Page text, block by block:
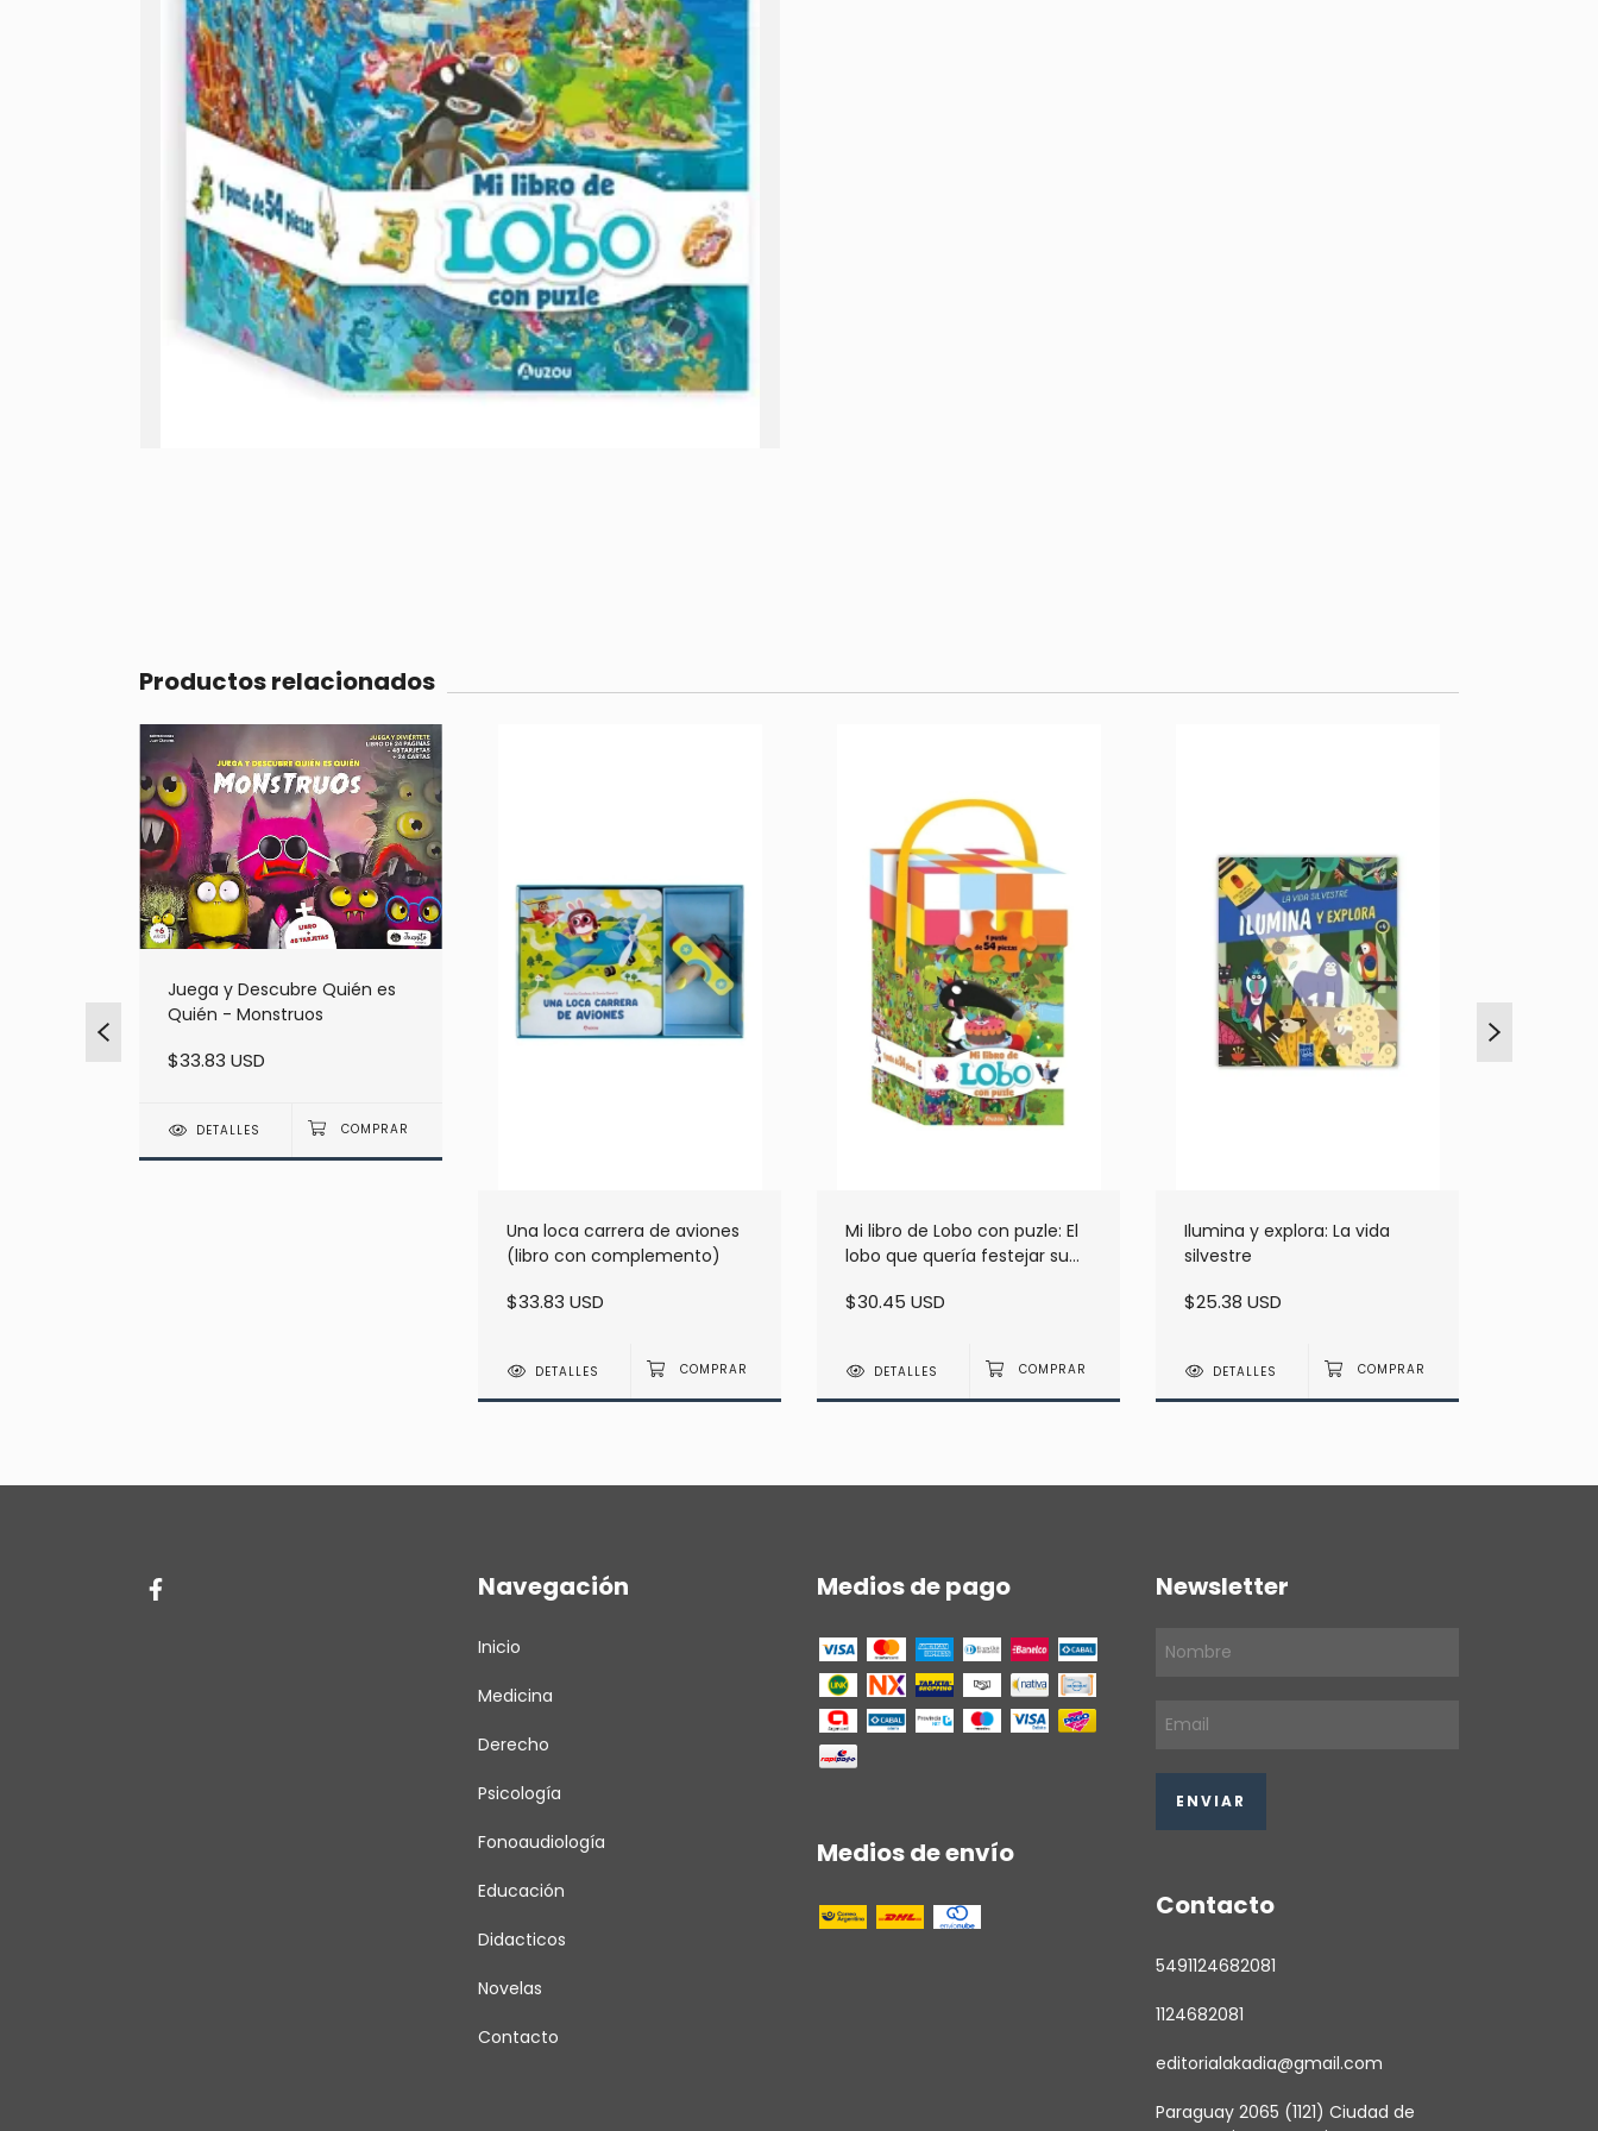
Productos relacionados
Juega y Descubre Quién es
Quién - Monstruos
$33.83 USD
DETALLES
Una loca carrera de aviones
(libro con complemento)
$33.83 USD
DETALLES
Mi libro de Lobo con puzle: El
lobo que quería festejar su
$30.45 USD
DETALLES
Ilumina y explora: La vida
silvestre
$25.38 USD
DETALLES
Navegación
Inicio
Medicina
Derecho
Psicología
Fonoaudiología
Educación
Didacticos
Novelas
Contacto
Medios de pago
Medios de envío
Newsletter
Contacto
5491124682081
1124682081
editorialakadia@gmail.com
Paraguay 2065 (1121) Ciudad de